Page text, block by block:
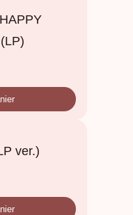
ver.)